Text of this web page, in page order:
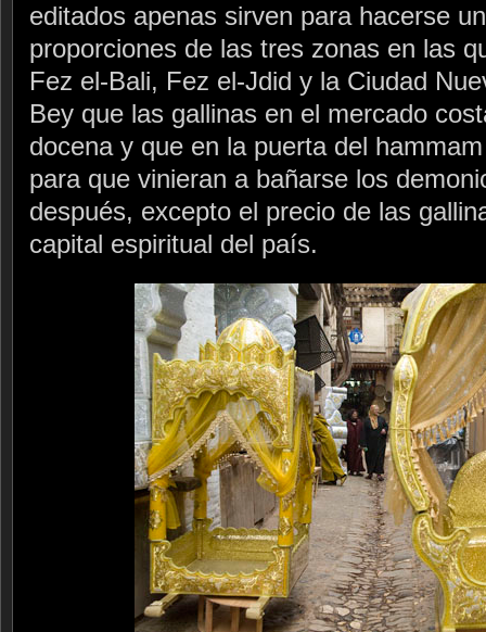
editados apenas sirven para hacerse
proporciones de las tres zonas en las
Fez el-Bali, Fez el-Jdid y la Ciudad
Bey que las gallinas en el mercado
docena y que en la puerta del
para que vinieran a bañarse los
después, excepto el precio de las
capital espiritual del país.